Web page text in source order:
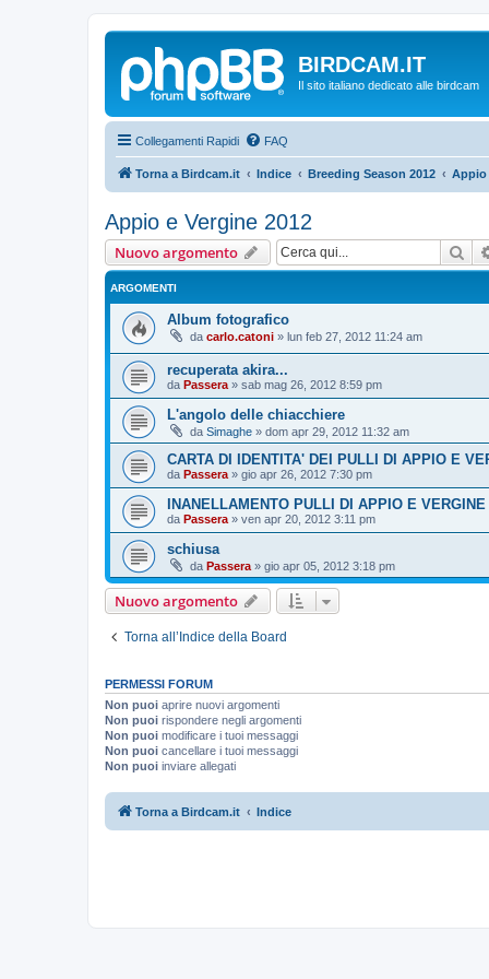
BIRDCAM.IT
Il sito italiano dedicato alle birdcam
Collegamenti Rapidi FAQ
Torna a Birdcam.it Indice Breeding Season 2012 Appio
Appio e Vergine 2012
Nuovo argomento
ARGOMENTI
Album fotografico
da carlo.catoni » lun feb 27, 2012 11:24 am
recuperata akira...
da Passera » sab mag 26, 2012 8:59 pm
L'angolo delle chiacchiere
da Simaghe » dom apr 29, 2012 11:32 am
CARTA DI IDENTITA' DEI PULLI DI APPIO E
da Passera » gio apr 26, 2012 7:30 pm
INANELLAMENTO PULLI DI APPIO E VERGINE
da Passera » ven apr 20, 2012 3:11 pm
schiusa
da Passera » gio apr 05, 2012 3:18 pm
Nuovo argomento
Torna all’Indice della Board
PERMESSI FORUM
Non puoi aprire nuovi argomenti
Non puoi rispondere negli argomenti
Non puoi modificare i tuoi messaggi
Non puoi cancellare i tuoi messaggi
Non puoi inviare allegati
Torna a Birdcam.it Indice